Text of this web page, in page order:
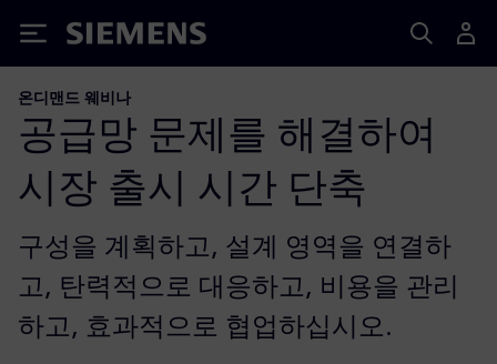
Siemens
온디맨드 웨비나
공급망 문제를 해결하여
시장 출시 시간 단축
구성을 계획하고, 설계 영역을 연결하
고, 탄력적으로 대응하고, 비용을 관리
하고, 효과적으로 협업하십시오.